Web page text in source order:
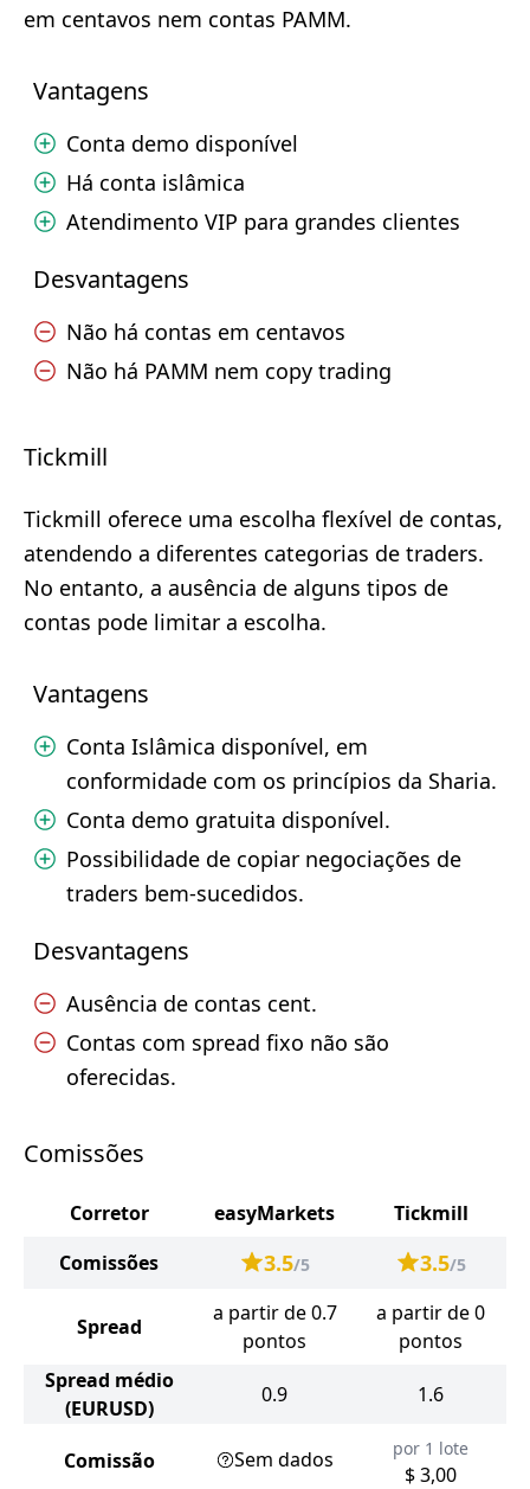
em centavos nem contas PAMM.
Vantagens
Conta demo disponível
Há conta islâmica
Atendimento VIP para grandes clientes
Desvantagens
Não há contas em centavos
Não há PAMM nem copy trading
Tickmill
Tickmill oferece uma escolha flexível de contas,
atendendo a diferentes categorias de traders.
No entanto, a ausência de alguns tipos de
contas pode limitar a escolha.
Vantagens
Conta Islâmica disponível, em
conformidade com os princípios da Sharia.
Conta demo gratuita disponível.
Possibilidade de copiar negociações de
traders bem-sucedidos.
Desvantagens
Ausência de contas cent.
Contas com spread fixo não são
oferecidas.
Comissões
Corretor easyMarkets
Tickmill
Comissões
3.5/5 3.5/5
Spread
a partir de 0.7
pontos
a partir de 0
pontos
Spread médio
(EURUSD)
0.9 1.6
Comissão Sem dados por 1 lote
$ 3,00